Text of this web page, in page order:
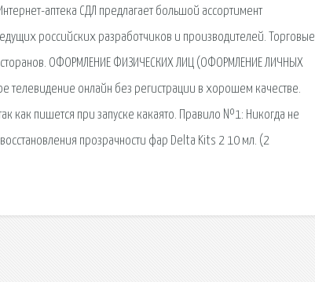
аптека СДЛ предлагает большой ассортимент
российских разработчиков и производителей. Торговые
ОФОРМЛЕНИЕ ФИЗИЧЕСКИХ ЛИЦ (ОФОРМЛЕНИЕ ЛИЧНЫХ
онлайн без регистрации в хорошем качестве.
как пишется при запуске какаято. Правило №1: Никогда не
прозрачности фар Delta Kits 2 10 мл. (2